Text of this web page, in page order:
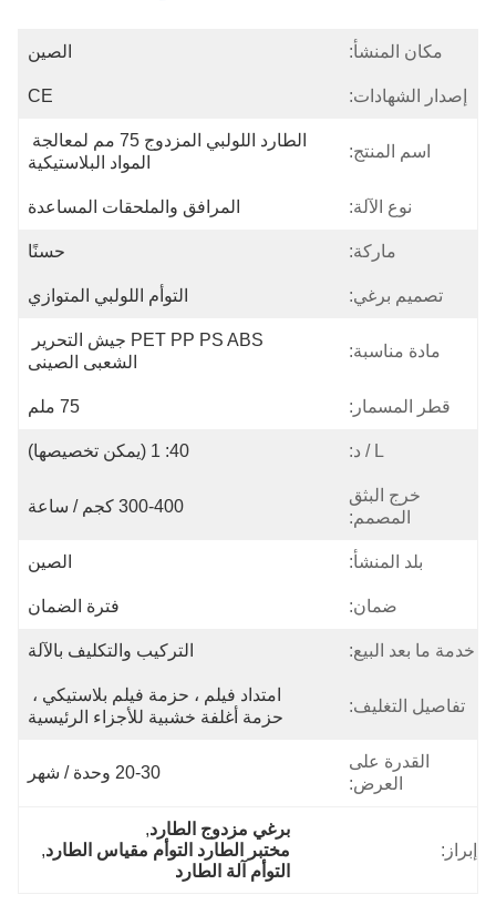
مكان المنشأ: الصين
إصدار الشهادات: CE
اسم المنتج:
الطارد اللولبي المزدوج 75 مم لمعالجة
المواد البلاستيكية
نوع الآلة: المرافق والملحقات المساعدة
ماركة: حسنًا
تصميم برغي: التوأم اللولبي المتوازي
مادة مناسبة:
PET PP PS ABS جيش التحرير
الشعبى الصينى
قطر المسمار: 75 ملم
L / د: 40: 1 (يمكن تخصيصها)
خرج البثق
المصمم:
300-400 كجم / ساعة
بلد المنشأ: الصين
ضمان: فترة الضمان
خدمة ما بعد البيع: التركيب والتكليف بالآلة
تفاصيل التغليف:
امتداد فيلم ، حزمة فيلم بلاستيكي ،
حزمة أغلفة خشبية للأجزاء الرئيسية
القدرة على
العرض:
20-30 وحدة / شهر
إبراز:
برغي مزدوج الطارد,
مختبر الطارد التوأم مقياس الطارد,
التوأم آلة الطارد